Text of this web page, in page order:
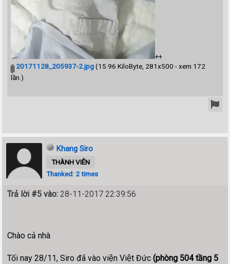
++
20171128_205937-2.jpg(15.96 KiloByte, 281x500 - xem 172
lần.)
Khang Siro
THÀNH VIÊN
Thanked: 2 times
Trả lời #5 vào: 28-11-2017 22:39:56
Chào cả nhà
Tối nay 28/11, Siro đã vào viện Việt Đức(phòng 504 tầng 5